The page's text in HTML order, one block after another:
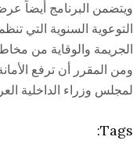
ويتضمن البرنامج أيضاً
التوعوية السنوية التي
الجريمة والوقاية من
ومن المقرر أن ترفع
لمجلس وزراء الداخلية
Tags: